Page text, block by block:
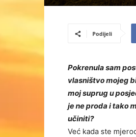
Podijeli
Pokrenula sam
vlasništvo mojeg
moj suprug u
je ne proda i tako
učiniti?
Već kada ste